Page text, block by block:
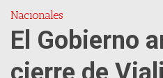
Nacionales
El Gobierno